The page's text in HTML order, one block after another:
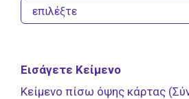
Εισάγετε Κείμενο
Κείμενο πίσω όψης κάρτας